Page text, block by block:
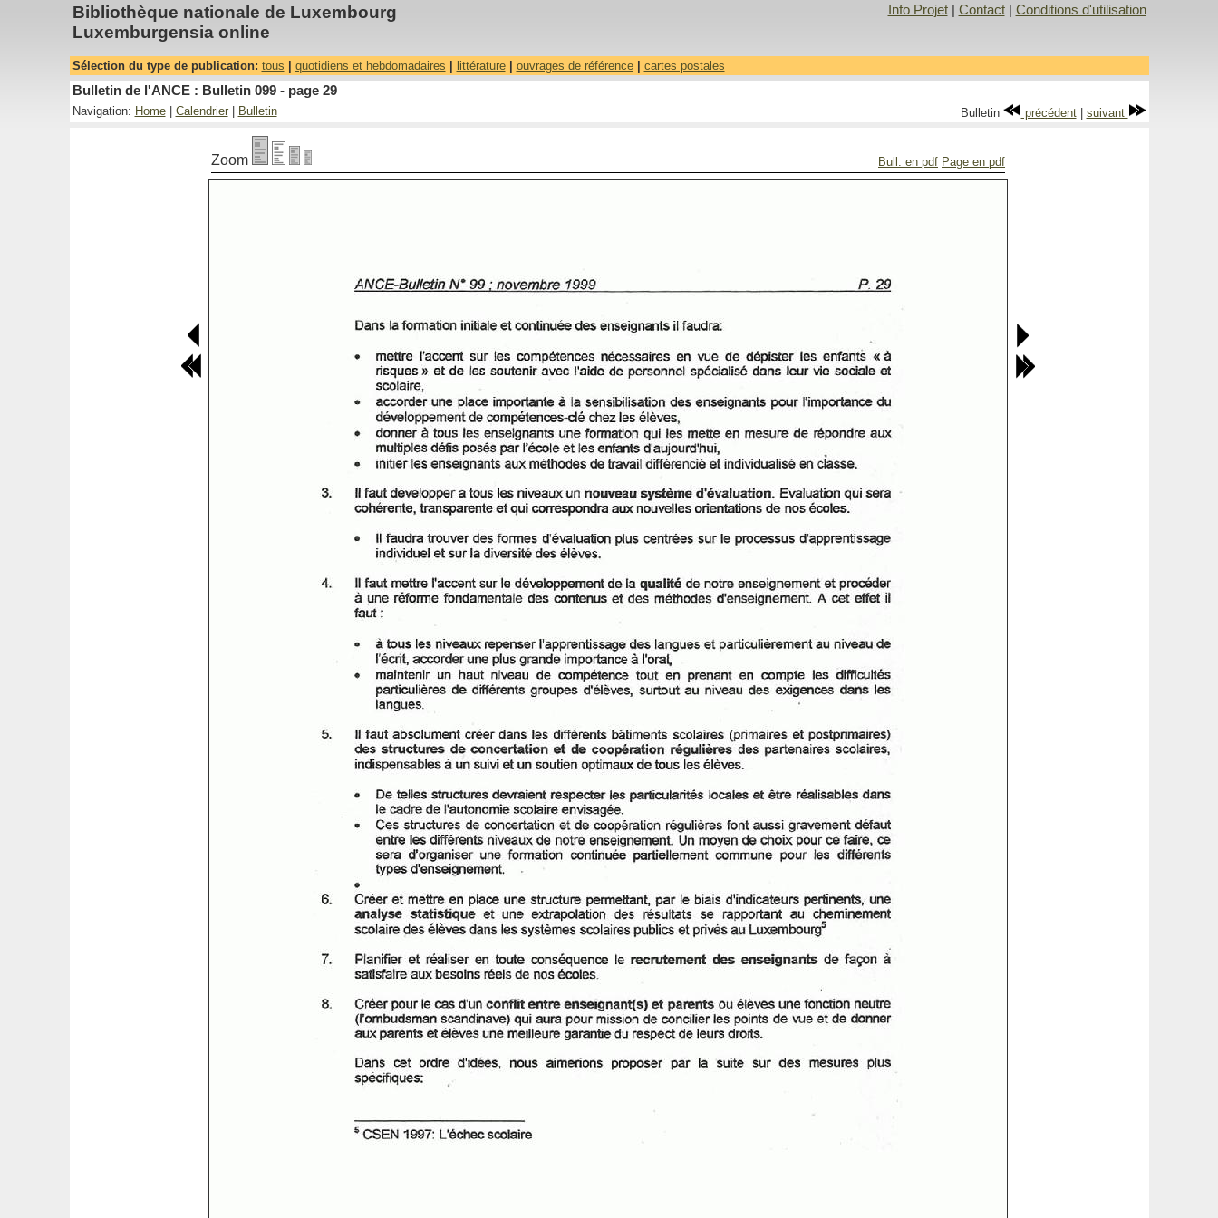
Bibliothèque nationale de Luxembourg
Luxemburgensia online
Info Projet| Contact| Conditions d'utilisation
Sélection du type de publication: tous quotidiens et hebdomadaires littérature| ouvrages de référence| cartes postales
Bulletin de l'ANCE : Bulletin 099 - page 29
Navigation: Home| Calendrier| Bulletin Bulletin précédent| suivant
Zoom Bull. en pdf Page en pdf